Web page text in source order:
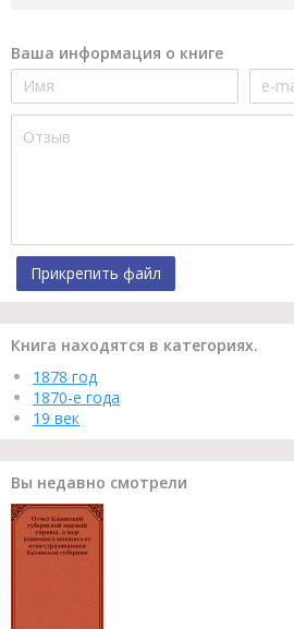
Ваша информация о книге
Прикрепить файл
Книга находятся в категориях.
1878 год
1870-е года
19 век
Вы недавно смотрели